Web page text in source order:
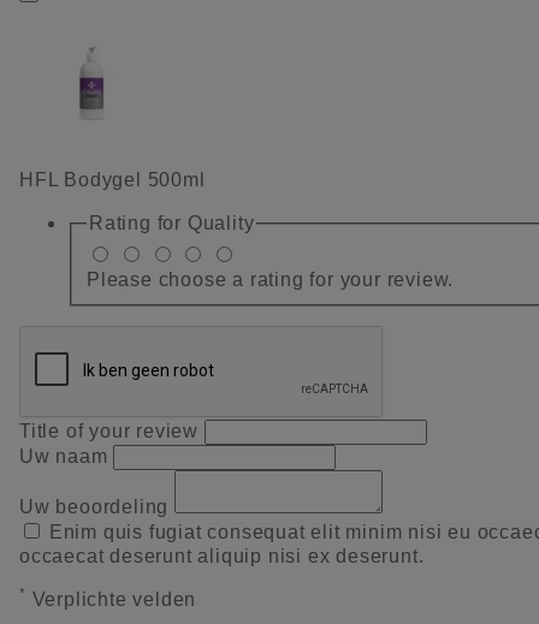
HFL Bodygel 500ml
Rating for Quality
Please choose a rating for your review.
Title of your review
Uw naam
Uw beoordeling
Enim quis fugiat consequat elit minim nisi eu
occaecat deserunt aliquip nisi ex deserunt.
* Verplichte velden